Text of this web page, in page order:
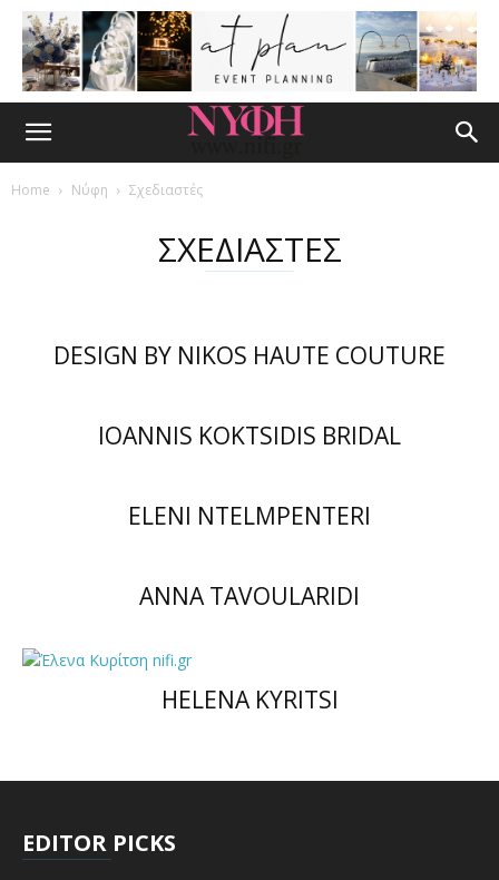
Home Νύφη Σχεδιαστές
ΣΧΕΔΙΑΣΤΕΣ
DESIGN BY NIKOS HAUTE COUTURE
IOANNIS KOKTSIDIS BRIDAL
ELENI NTELMPENTERI
ANNA TAVOULARIDI
HELENA KYRITSI
EDITOR PICKS